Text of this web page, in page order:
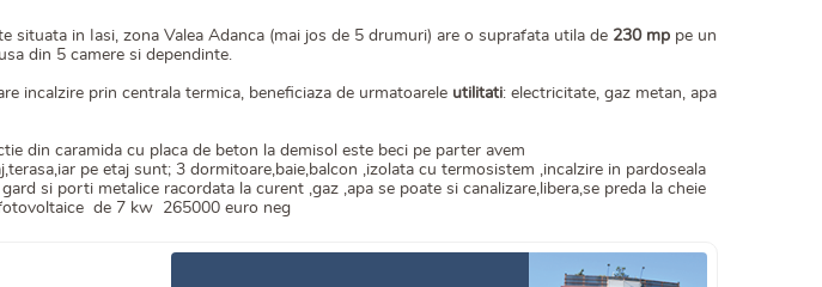
situata in Iasi, zona Valea Adanca (mai jos de 5 drumuri) are o suprafata utila de 230 mp pe un
din 5 camere si dependinte.
incalzire prin centrala termica, beneficiaza de urmatoarele utilitati: electricitate, gaz metan, apa
din caramida cu placa de beton la demisol este beci pe parter avem
pe etaj sunt; 3 dormitoare,baie,balcon ,izolata cu termosistem ,incalzire in pardoseala
si porti metalice racordata la curent ,gaz ,apa se poate si canalizare,libera,se preda la cheie
de 7 kw 265000 euro neg